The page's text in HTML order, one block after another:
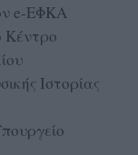
e-ΕΦΚΑ
Κέντρο
Ιστορίας